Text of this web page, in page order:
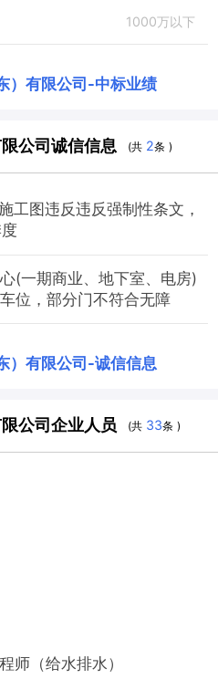
1000万以下
）有限公司 -中标业绩
公司诚信信息 (共 2条 )
工图违反违反强制性条文，
(一期商业、地下室、电房)
位，部分门不符合无障
）有限公司 -诚信信息
公司企业人员 (共 33条 )
师（给水排水）